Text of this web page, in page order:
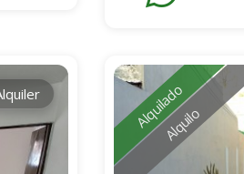
Alquilado
Alquilo